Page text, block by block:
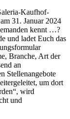
Kaufhof-
31. Januar 2024
kennt …?
und ladet Euch das
Branche, Art der
an
Stellenangebote
um dort
wird
und